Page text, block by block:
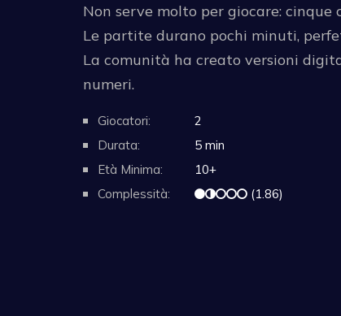
Non serve molto per giocare:
Le partite durano pochi minuti,
La comunità ha creato versioni
numeri.
Giocatori:
2
Durata:
5 min
Età Minima:
10+
Complessità:
(1.86)